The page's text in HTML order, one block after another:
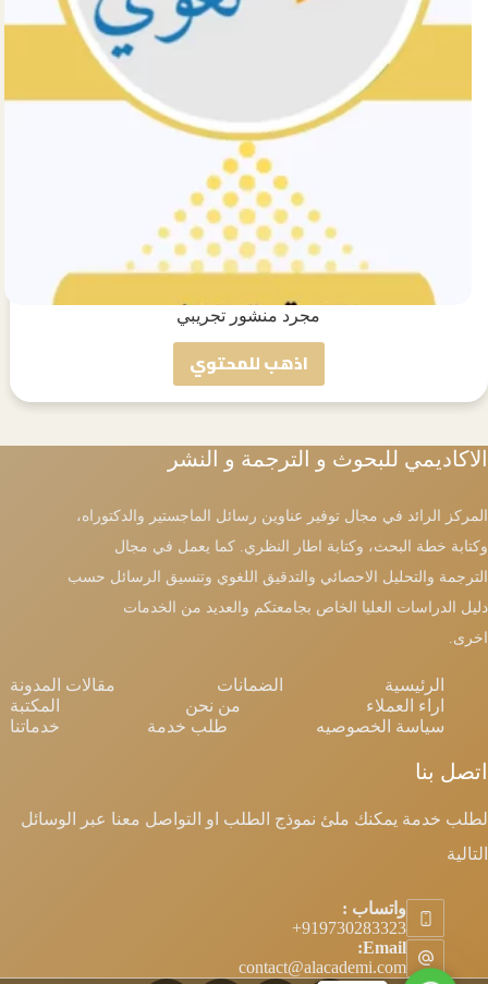
مجرد منشور تجريبي
اذهب للمحتوي
مجرد
منشور
تجريبي
الاكاديمي للبحوث و الترجمة و النشر
المركز الرائد في مجال توفير عناوين رسائل الماجستير والدكتوراه،
وكتابة خطة البحث، وكتابة اطار النظري. كما يعمل في مجال
الترجمة والتحليل الاحصائي والتدقيق اللغوي وتنسيق الرسائل حسب
دليل الدراسات العليا الخاص بجامعتكم والعديد من الخدمات
اخرى.
الرئيسية الضمانات
مقالات المدونة
اراء العملاء
من نحن
المكتبة
سياسة الخصوصيه
طلب خدمة خدماتنا
اتصل بنا
لطلب خدمة يمكنك ملئ نموذج الطلب او التواصل معنا عبر الوسائل
التالية
واتساب :
Email:
contact@alacademi.com